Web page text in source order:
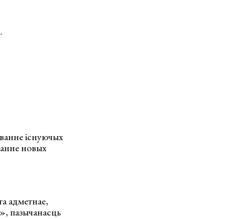
існуючых
новых
адметнае,
пазычанасць